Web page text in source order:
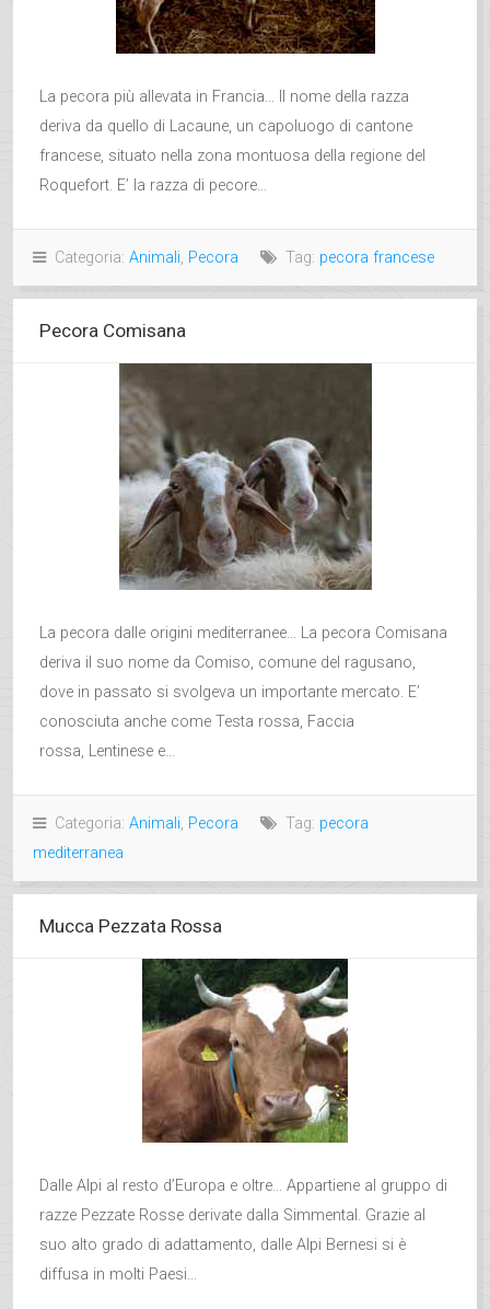
La pecora più allevata in Francia… Il nome della razza
deriva da quello di Lacaune, un capoluogo di cantone
francese, situato nella zona montuosa della regione del
Roquefort. E’ la razza di pecore...
Categoria: Animali, Pecora Tag: pecora francese
Pecora Comisana
La pecora dalle origini mediterranee… La pecora Comisana
deriva il suo nome da Comiso, comune del ragusano,
dove in passato si svolgeva un importante mercato. E’
conosciuta anche come Testa rossa, Faccia
rossa, Lentinese e...
Categoria: Animali, Pecora Tag: pecora
mediterranea
Mucca Pezzata Rossa
Dalle Alpi al resto d’Europa e oltre… Appartiene al gruppo di
razze Pezzate Rosse derivate dalla Simmental. Grazie al
suo alto grado di adattamento, dalle Alpi Bernesi si è
diffusa in molti Paesi...